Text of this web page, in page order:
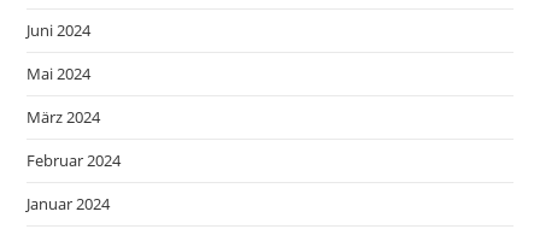
Juni 2024
Mai 2024
März 2024
Februar 2024
Januar 2024